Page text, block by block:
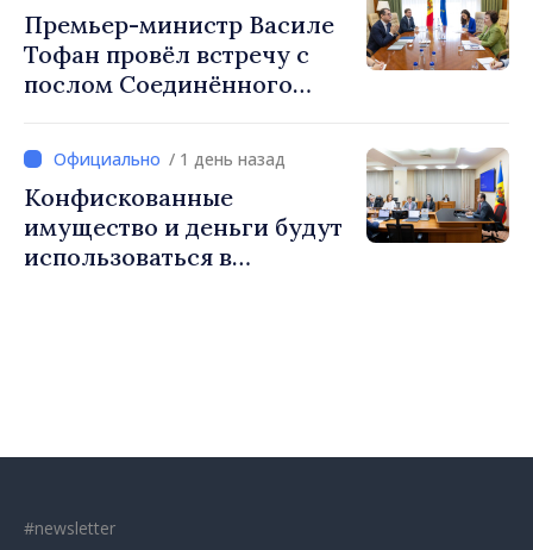
Премьер-министр Василе
Тофан провёл встречу с
послом Соединённого
Великобритании и
Северной Ирландии Ферн
Хорин
/ 1 день назад
Конфискованные
имущество и деньги будут
использоваться в
#newsletter